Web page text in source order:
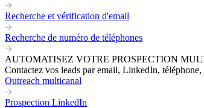
Recherche et vérification d'email
Recherche de numéro de téléphones
AUTOMATISEZ VOTRE PROSPECTION
Contactez vos leads par email, LinkedIn,
Outreach multicanal
Prospection LinkedIn